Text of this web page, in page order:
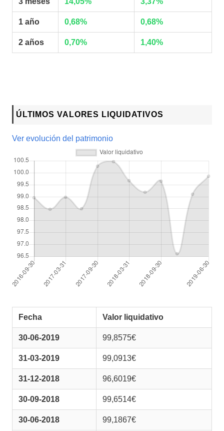
1 año 0,68% 0,68%
2 años 0,70% 1,40%
ÚLTIMOS VALORES LIQUIDATIVOS
Ver evolución del patrimonio
Fecha Valor liquidativo
30-06-2019 99,8575€
31-03-2019 99,0913€
31-12-2018 96,6019€
30-09-2018 99,6514€
30-06-2018 99,1867€